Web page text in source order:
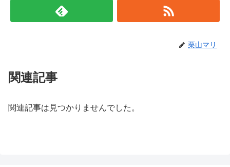
栗山マリ
関連記事
関連記事は見つかりませんでした。